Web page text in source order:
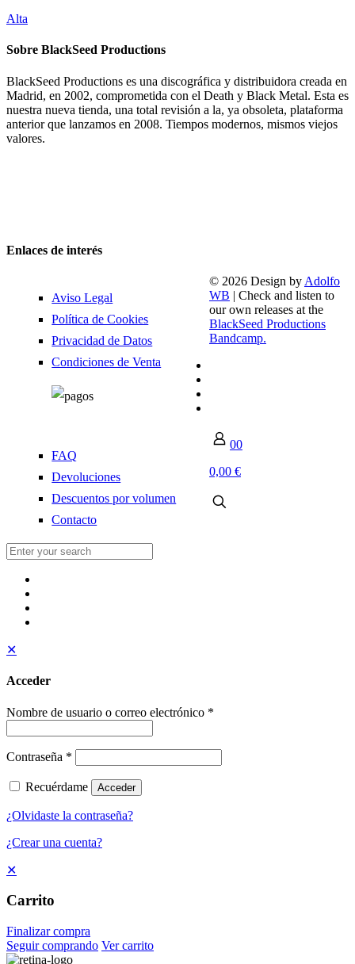
Alta
Sobre BlackSeed Productions
BlackSeed Productions es una discográfica y distribuidora creada en
Madrid, en 2002, comprometida con el Death y Black Metal. Esta es
nuestra nueva tienda, una total revisión a la, ya obsoleta, plataforma
anterior que lanzamos en 2008. Tiempos modernos, mismos viejos
valores.
Enlaces de interés
Aviso Legal
Política de Cookies
Privacidad de Datos
Condiciones de Venta
FAQ
Devoluciones
Descuentos por volumen
Contacto
© 2026 Design by Adolfo
WB | Check and listen to
our own releases at the
BlackSeed Productions
Bandcamp.
00
0,00 €
✕
Acceder
Nombre de usuario o correo electrónico *
Contraseña *
Recuérdame Acceder
¿Olvidaste la contraseña?
¿Crear una cuenta?
✕
Carrito
Finalizar compra
Seguir comprando Ver carrito